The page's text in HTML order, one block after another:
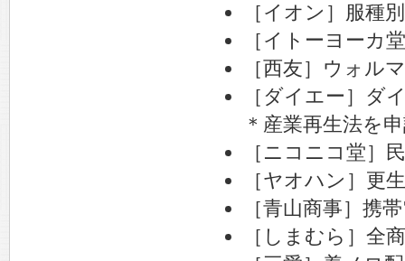
［イオン］服種
［イトーヨーカ
［西友］ウォル
［ダイエー］ダ
＊産業再生法を
［ニコニコ堂］
［ヤオハン］更
［青山商事］携
［しまむら］全